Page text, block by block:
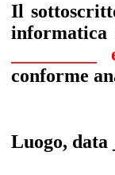
Il
informatica
conforme
Luogo, data